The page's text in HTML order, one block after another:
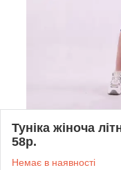
Туніка жіноча
58р.
Немає в наявності